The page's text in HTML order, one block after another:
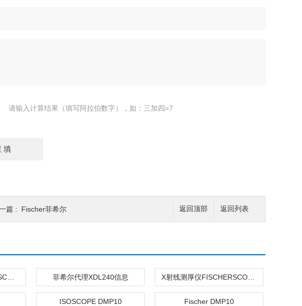
请输入计算结果（填写阿拉伯数字），如：三加四=7
返回列表
返回顶部
篇 : Fischer菲希尔
菲希尔代理XDL240信息
ISOSCOPE DMP10 Fischer DMP10